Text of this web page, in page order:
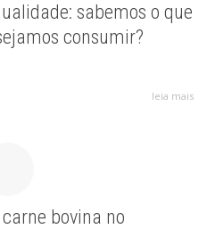
sabemos o que
consumir?
leia mais
bovina no